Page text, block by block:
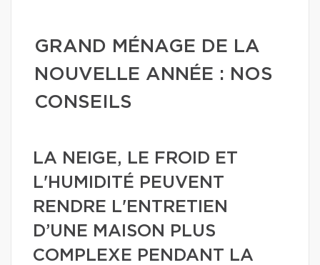
GRAND MÉNAGE DE LA
NOUVELLE ANNÉE : NOS
CONSEILS
LA NEIGE, LE FROID ET
L'HUMIDITÉ PEUVENT
RENDRE L'ENTRETIEN
D’UNE MAISON PLUS
COMPLEXE PENDANT LA